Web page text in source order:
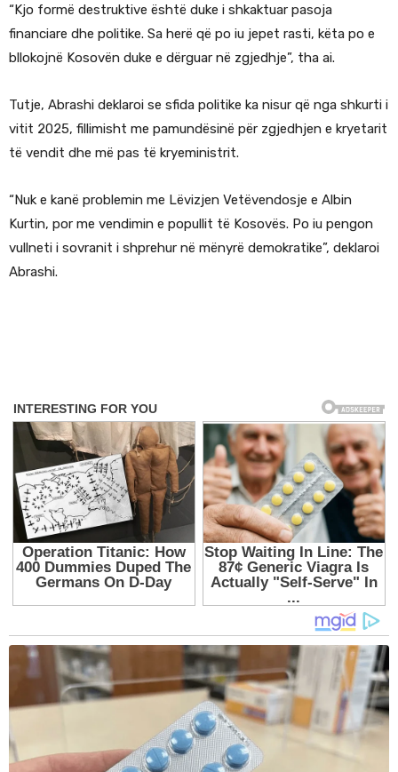
“Kjo formë destruktive është duke i shkaktuar pasoja
financiare dhe politike. Sa herë që po iu jepet rasti, këta po e
bllokojnë Kosovën duke e dërguar në zgjedhje”, tha ai.
Tutje, Abrashi deklaroi se sfida politike ka nisur që nga shkurti i
vitit 2025, fillimisht me pamundësinë për zgjedhjen e kryetarit
të vendit dhe më pas të kryeministrit.
“Nuk e kanë problemin me Lëvizjen Vetëvendosje e Albin
Kurtin, por me vendimin e popullit të Kosovës. Po iu pengon
vullneti i sovranit i shprehur në mënyrë demokratike”, deklaroi
Abrashi.